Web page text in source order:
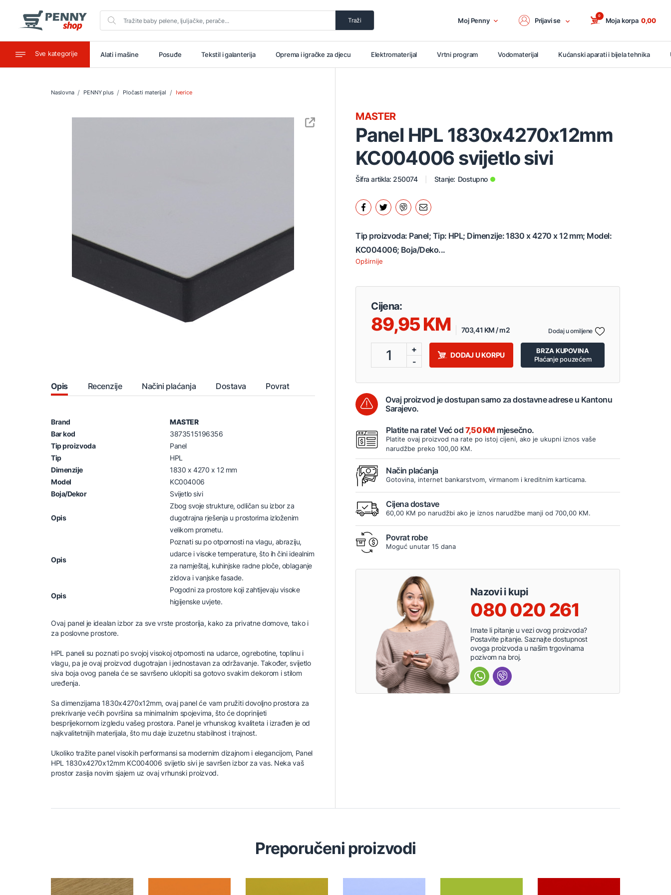
Traži Moj Penny Prijavi se Moja korpa
0
0,00
Sve kategorije
Ugostiteljstvo Alati i mašine Posuđe Tekstil i galanterija Oprema i igračke za djecu Elektromaterijal Vrtni program Vodomaterijal Kućanski aparati i bijela tehnika
Naslovna PENNY plus Pločasti materijal Iverice
Opis Recenzije Načini plaćanja Dostava Povrat
Brand
MASTER
Bar kod
3873515196356
Tip proizvoda
Panel
Tip
HPL
Dimenzije
1830 x 4270 x 12 mm
Model
KC004006
Boja/Dekor
Svijetlo sivi
Opis
Zbog svoje strukture, odličan su izbor za
dugotrajna rješenja u prostorima izloženim
velikom prometu.
Opis
Poznati su po otpornosti na vlagu, abraziju,
udarce i visoke temperature, što ih čini idealnim
za namještaj, kuhinjske radne ploče, oblaganje
zidova i vanjske fasade.
Opis
Pogodni za prostore koji zahtijevaju visoke
higijenske uvjete.
Ovaj panel je idealan izbor za sve vrste prostorija, kako za privatne domove, tako i
za poslovne prostore.
HPL paneli su poznati po svojoj visokoj otpornosti na udarce, ogrebotine, toplinu i
vlagu, pa je ovaj proizvod dugotrajan i jednostavan za održavanje. Također, svijetlo
siva boja ovog panela će se savršeno uklopiti sa gotovo svakim dekorom i stilom
uređenja.
Sa dimenzijama 1830x4270x12mm, ovaj panel će vam pružiti dovoljno prostora za
prekrivanje većih površina sa minimalnim spojevima, što će doprinijeti
besprijekornom izgledu vašeg prostora. Panel je vrhunskog kvaliteta i izrađen je od
najkvalitetnijih materijala, što mu daje izuzetnu stabilnost i trajnost.
Ukoliko tražite panel visokih performansi sa modernim dizajnom i elegancijom, Panel
HPL 1830x4270x12mm KC004006 svijetlo sivi je savršen izbor za vas. Neka vaš
prostor zasija novim sjajem uz ovaj vrhunski proizvod.
Panel HPL 1830x4270x12mm
KC004006 svijetlo sivi
MASTER
Šifra artikla: 250074 Stanje: Dostupno
Tip proizvoda: Panel; Tip: HPL; Dimenzije: 1830 x 4270 x 12 mm; Model:
KC004006; Boja/Deko...
Opširnije
Cijena:
89,95 703,41 KM / m2
1
+
-
DODAJ U KORPU
BRZA KUPOVINA
Plaćanje pouzećem
Dodaj u omiljene
Ovaj proizvod je dostupan samo za dostavne adrese u Kantonu
Sarajevo.
Platite na rate! Već od 7,50 KM mjesečno.
Platite ovaj proizvod na rate po istoj cijeni, ako je ukupni iznos vaše
narudžbe preko 100,00 KM.
Način plaćanja
Gotovina, internet bankarstvom, virmanom i kreditnim karticama.
Cijena dostave
60,00 KM po narudžbi ako je iznos narudžbe manji od 700,00 KM.
Povrat robe
Moguć unutar 15 dana
Nazovi i kupi
080 020 261
Imate li pitanje u vezi ovog proizvoda?
Postavite pitanje. Saznajte dostupnost
ovoga proizvoda u našim trgovinama
pozivom na broj.
Preporučeni proizvodi